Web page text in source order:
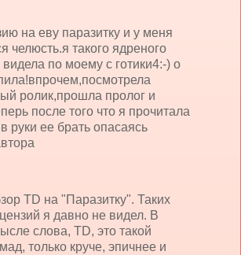
на еву паразитку и у меня
челюсть.я такого ядреного
по моему с готики4:-) о
ролик,прошла пролог и
после того что я прочитала
руки ее брать опасаясь
TD на "Паразитку". Таких
я давно не видел. В
слова, TD, это такой
только круче, эпичнее и